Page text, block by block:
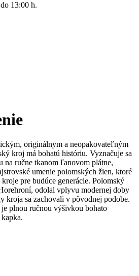
13:00 h.
originálnym a neopakovateľným
kroj má bohatú históriu. Vyznačuje sa
na ručne tkanom ľanovom plátne,
umenie polomských žien, ktoré
pre budúce generácie. Polomský
odolal vplyvu modernej doby
kroja sa zachovali v pôvodnej podobe.
plnou ručnou výšivkou bohato